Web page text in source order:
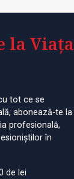
la Viața
tot ce se
abonează-te la
profesională,
în
de lei